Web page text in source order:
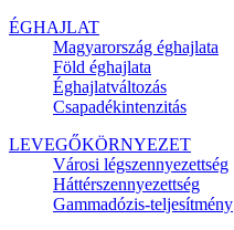
ÉGHAJLAT
Magyarország éghajlata
Föld éghajlata
Éghajlatváltozás
Csapadékintenzitás
LEVEGŐKÖRNYEZET
Városi légszennyezettség
Háttérszennyezettség
Gammadózis-teljesítmény